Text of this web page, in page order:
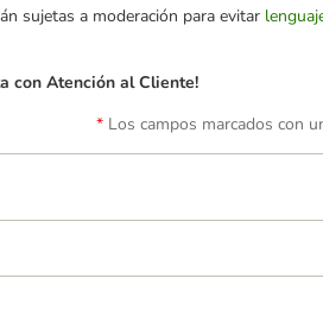
sujetas a moderación para evitar
con Atención al Cliente!
Los campos marcados con